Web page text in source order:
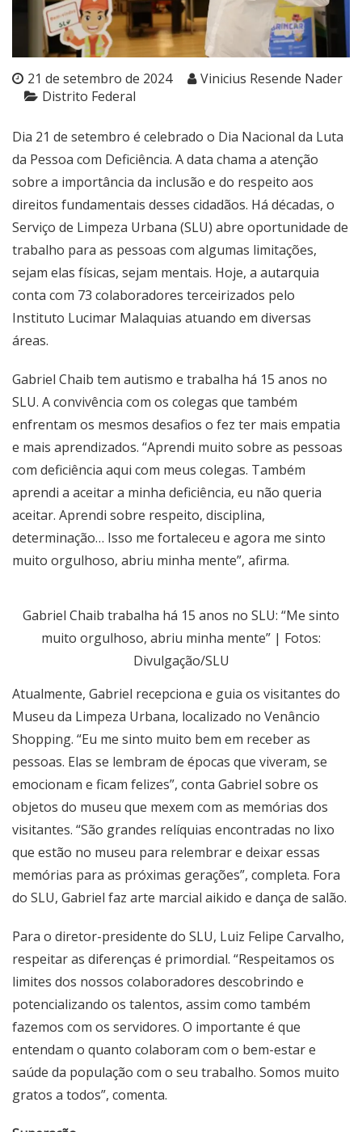
21 de setembro de 2024
Vinicius Resende Nader
Distrito Federal
Dia 21 de setembro é celebrado o Dia Nacional da Luta
da Pessoa com Deficiência. A data chama a atenção
sobre a importância da inclusão e do respeito aos
direitos fundamentais desses cidadãos. Há décadas, o
Serviço de Limpeza Urbana (SLU) abre oportunidade de
trabalho para as pessoas com algumas limitações,
sejam elas físicas, sejam mentais. Hoje, a autarquia
conta com 73 colaboradores terceirizados pelo
Instituto Lucimar Malaquias atuando em diversas
áreas.
Gabriel Chaib tem autismo e trabalha há 15 anos no
SLU. A convivência com os colegas que também
enfrentam os mesmos desafios o fez ter mais empatia
e mais aprendizados. “Aprendi muito sobre as pessoas
com deficiência aqui com meus colegas. Também
aprendi a aceitar a minha deficiência, eu não queria
aceitar. Aprendi sobre respeito, disciplina,
determinação… Isso me fortaleceu e agora me sinto
muito orgulhoso, abriu minha mente”, afirma.
Gabriel Chaib trabalha há 15 anos no SLU: “Me sinto
muito orgulhoso, abriu minha mente” | Fotos:
Divulgação/SLU
Atualmente, Gabriel recepciona e guia os visitantes do
Museu da Limpeza Urbana, localizado no Venâncio
Shopping. “Eu me sinto muito bem em receber as
pessoas. Elas se lembram de épocas que viveram, se
emocionam e ficam felizes”, conta Gabriel sobre os
objetos do museu que mexem com as memórias dos
visitantes. “São grandes relíquias encontradas no lixo
que estão no museu para relembrar e deixar essas
memórias para as próximas gerações”, completa. Fora
do SLU, Gabriel faz arte marcial aikido e dança de salão.
Para o diretor-presidente do SLU, Luiz Felipe Carvalho,
respeitar as diferenças é primordial. “Respeitamos os
limites dos nossos colaboradores descobrindo e
potencializando os talentos, assim como também
fazemos com os servidores. O importante é que
entendam o quanto colaboram com o bem-estar e
saúde da população com o seu trabalho. Somos muito
gratos a todos”, comenta.